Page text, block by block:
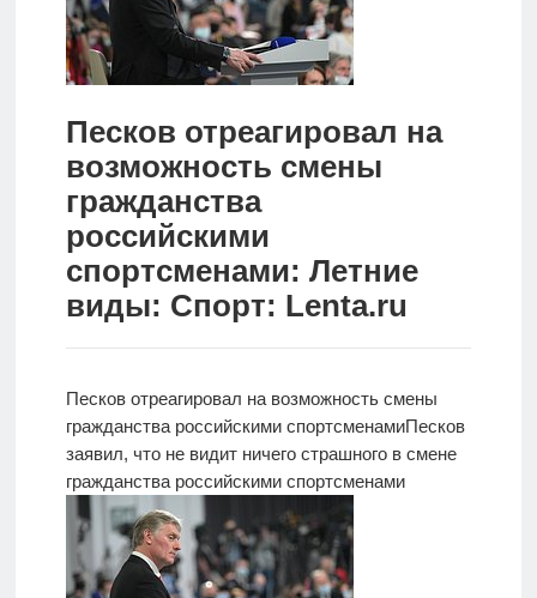
Новости
Родителям
нас
Версия для
слабовидящих
Песков отреагировал на
возможность смены
гражданства
российскими
спортсменами: Летние
виды: Спорт: Lenta.ru
Песков отреагировал на возможность смены
гражданства российскими спортсменамиПесков
заявил, что не видит ничего страшного в смене
гражданства российскими спортсменами